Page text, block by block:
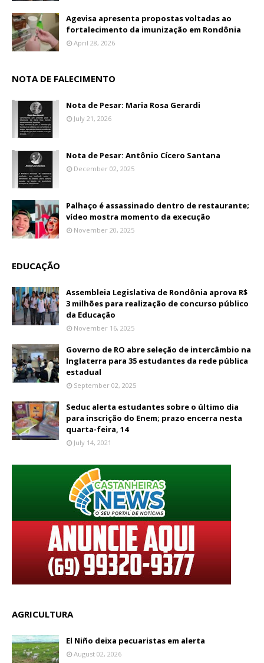
Agevisa apresenta propostas voltadas ao
fortalecimento da imunização em Rondônia
April 28, 2026
NOTA DE FALECIMENTO
Nota de Pesar: Maria Rosa Gerardi
July 21, 2026
Nota de Pesar: Antônio Cícero Santana
December 02, 2025
Palhaço é assassinado dentro de restaurante;
vídeo mostra momento da execução
November 20, 2025
EDUCAÇÃO
Assembleia Legislativa de Rondônia aprova R$
3 milhões para realização de concurso público
da Educação
November 16, 2025
Governo de RO abre seleção de intercâmbio na
Inglaterra para 35 estudantes da rede pública
estadual
September 02, 2025
Seduc alerta estudantes sobre o último dia
para inscrição do Enem; prazo encerra nesta
quarta-feira, 14
July 14, 2021
AGRICULTURA
El Niño deixa pecuaristas em alerta
August 02, 2026